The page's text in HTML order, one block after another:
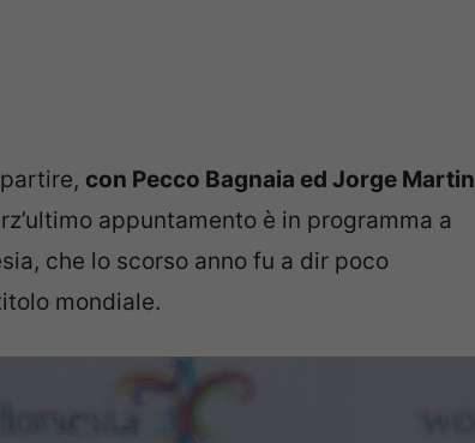
con Pecco Bagnaia ed Jorge Martin
appuntamento è in programma a
che lo scorso anno fu a dir poco
mondiale.